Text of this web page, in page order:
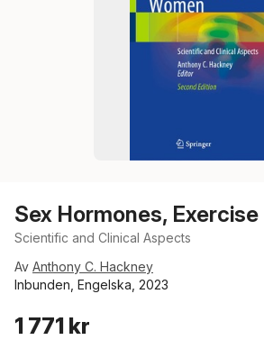
Sex Hormones,
Scientific and Clinical Aspects
Av Anthony C. Hackney
Inbunden, Engelska, 2023
1 771 kr